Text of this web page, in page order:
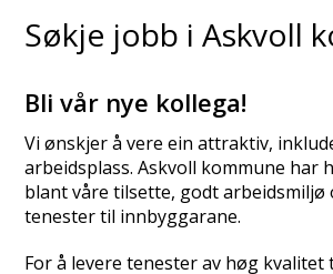
Søkje jobb i Askvoll
Bli vår nye kollega!
Vi ønskjer å vere ein attraktiv,
arbeidsplass. Askvoll kommune har
blant våre tilsette, godt arbeidsmiljø
tenester til innbyggarane.
For å levere tenester av høg kvalitet